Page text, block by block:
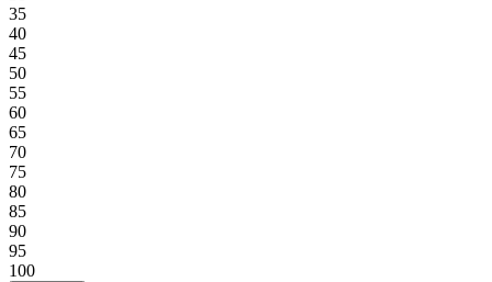
35
40
45
50
55
60
65
70
75
80
85
90
95
100